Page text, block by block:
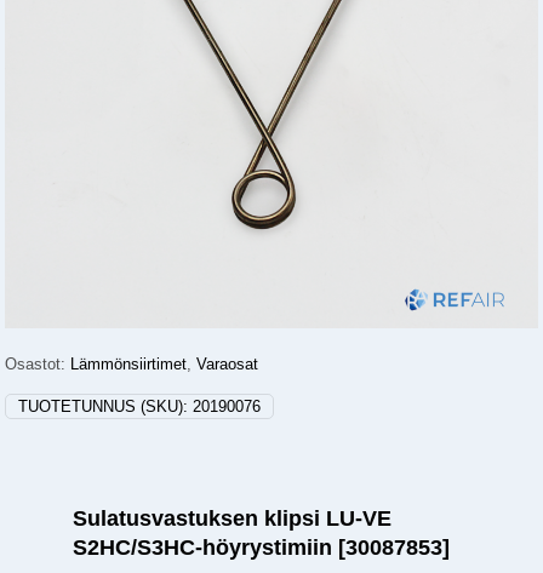
Osastot: Lämmönsiirtimet,Varaosat
TUOTETUNNUS (SKU):20190076
Sulatusvastuksen klipsi LU-VE
S2HC/S3HC-höyrystimiin [30087853]